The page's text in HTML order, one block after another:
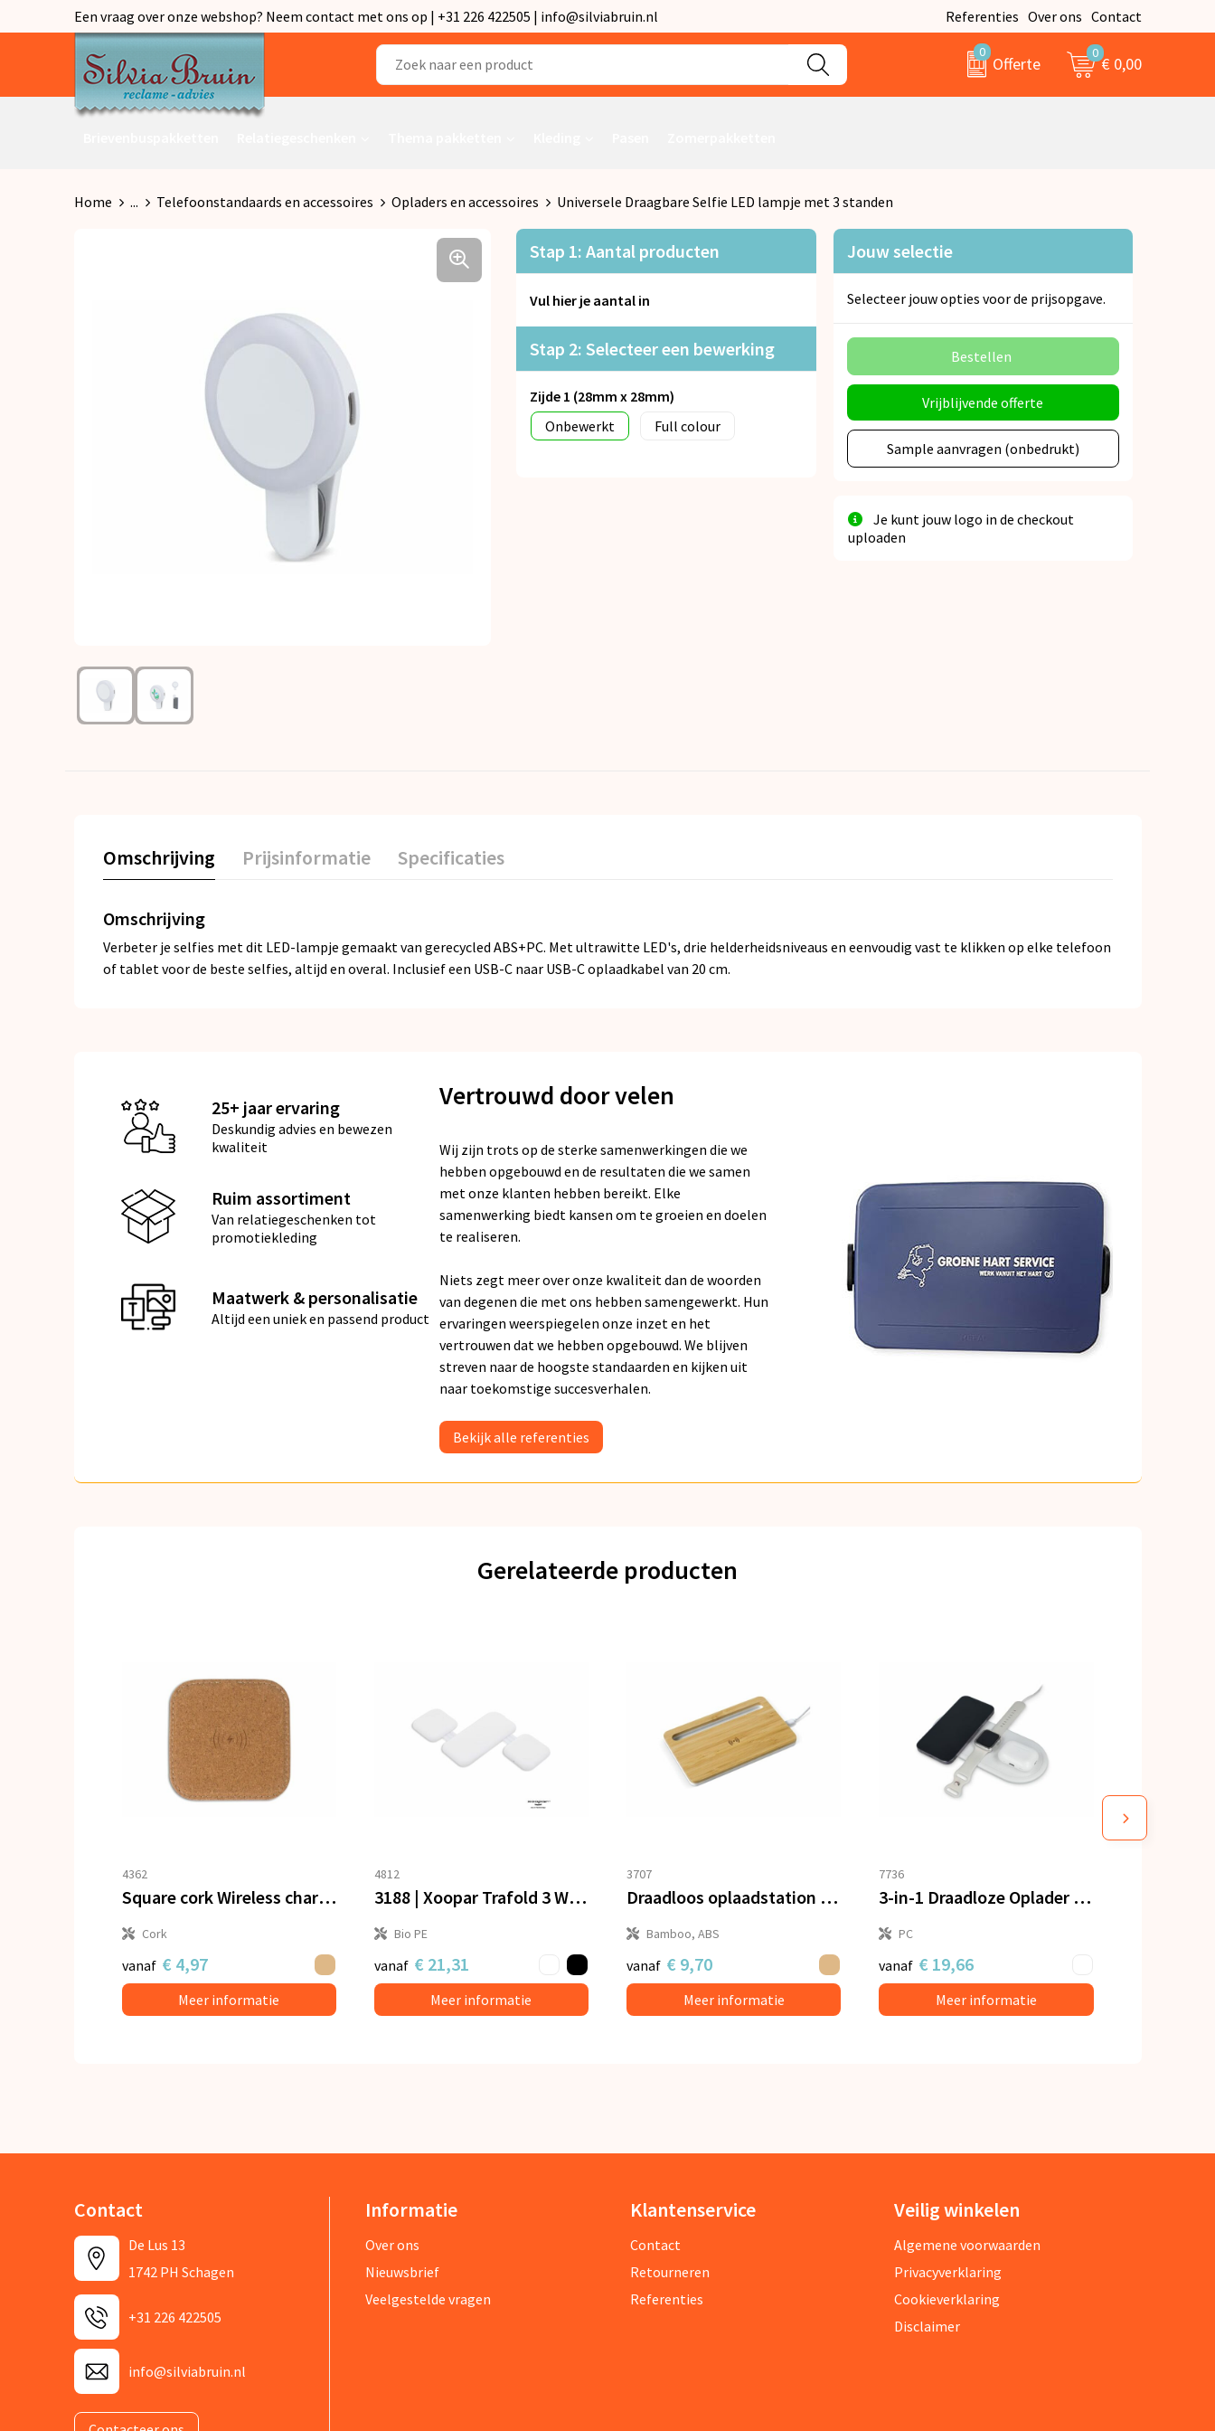
Een vraag over onze webshop? Neem contact met ons op | +31 226 422505 | info@silviabruin.nl Referenties Over ons Contact
0
Offerte
0
€ 0,00
Home ... Telefoonstandaards en accessoires Opladers en accessoires Universele Draagbare Selfie LED lampje met 3 standen
Stap 1: Aantal producten
Vul hier je aantal in
Stap 2: Selecteer een bewerking
Zijde 1 (28mm x 28mm)
Onbewerkt
Full colour
Jouw selectie
Selecteer jouw opties voor de prijsopgave.
Bestellen
Vrijblijvende offerte
Sample aanvragen (onbedrukt)
Je kunt jouw logo in de checkout
uploaden
Omschrijving Prijsinformatie Specificaties
Omschrijving
Verbeter je selfies met dit LED-lampje gemaakt van gerecycled ABS+PC. Met ultrawitte LED's, drie helderheidsniveaus en eenvoudig vast te klikken op elke telefoon
of tablet voor de beste selfies, altijd en overal. Inclusief een USB-C naar USB-C oplaadkabel van 20 cm.
25+ jaar ervaring
Deskundig advies en bewezen
kwaliteit
Ruim assortiment
Van relatiegeschenken tot
promotiekleding
Maatwerk & personalisatie
Altijd een uniek en passend product
Vertrouwd door velen
Wij zijn trots op de sterke samenwerkingen die we
hebben opgebouwd en de resultaten die we samen
met onze klanten hebben bereikt. Elke
samenwerking biedt kansen om te groeien en doelen
te realiseren.
Niets zegt meer over onze kwaliteit dan de woorden
van degenen die met ons hebben samengewerkt. Hun
ervaringen weerspiegelen onze inzet en het
vertrouwen dat we hebben opgebouwd. We blijven
streven naar de hoogste standaarden en kijken uit
naar toekomstige succesverhalen.
Bekijk alle referenties
Gerelateerde producten
4362
Square cork Wireless charger 5W
Cork
vanaf € 4,97
Meer informatie
4812
3188 | Xoopar Trafold 3 Wireless charger 15W
Bio PE
vanaf € 21,31
Meer informatie
3707
Draadloos oplaadstation bamboe 5W
Bamboo, ABS
vanaf € 9,70
Meer informatie
7736
3-in-1 Draadloze Oplader 15 W, Smartphone / Apple Watch / AirPod
PC
vanaf € 19,66
Meer informatie
Contact
De Lus 13
1742 PH Schagen
+31 226 422505
info@silviabruin.nl
Informatie
Over ons
Nieuwsbrief
Veelgestelde vragen
Klantenservice
Contact
Retourneren
Referenties
Veilig winkelen
Algemene voorwaarden
Privacyverklaring
Cookieverklaring
Disclaimer